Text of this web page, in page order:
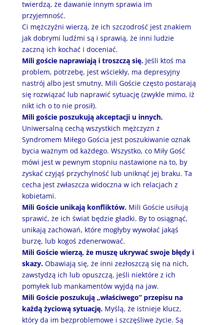
twierdzą, że dawanie innym sprawia im
przyjemność.
Ci mężczyźni wierzą, że ich szczodrość jest znakiem
jak dobrymi ludźmi są i sprawią, że inni ludzie
zaczną ich kochać i doceniać.
Mili goście naprawiają i troszczą się.Jeśli ktoś ma
problem, potrzebę, jest wściekły, ma depresyjny
nastrój albo jest smutny, Mili Goście często postarają
się rozwiązać lub naprawić sytuację (zwykle mimo, iż
nikt ich o to nie prosił).
Mili goście poszukują akceptacji u innych.
Uniwersalną cechą wszystkich mężczyzn z
Syndromem Miłego Gościa jest poszukiwanie oznak
bycia ważnym od każdego. Wszystko, co Miły Gość
mówi jest w pewnym stopniu nastawione na to, by
zyskać czyjąś przychylność lub uniknąć jej braku. Ta
cecha jest zwłaszcza widoczna w ich relacjach z
kobietami.
Mili Goście unikają konfliktów.Mili Goście usiłują
sprawić, że ich świat będzie gładki. By to osiągnąć,
unikają zachowań, które mogłyby wywołać jakąś
burzę, lub kogoś zdenerwować.
Mili Goście wierzą, że muszę ukrywać swoje błędy i
skazy.Obawiają się, że inni zezłoszczą się na nich,
zawstydzą ich lub opuszczą, jeśli niektóre z ich
pomyłek lub mankamentów wyjdą na jaw.
Mili Goście poszukują „właściwego” przepisu na
każdą życiową sytuację.Myślą, że istnieje klucz,
który da im bezproblemowe i szczęśliwe życie. Są